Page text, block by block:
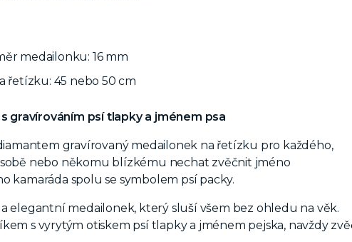
medailonku: 16 mm
řetízku: 45 nebo 50 cm
gravírováním psí tlapky a jménem psa
gravírovaný medailonek na řetízku pro každého,
nebo někomu blízkému nechat zvěčnit jméno
kamaráda spolu se symbolem psí packy.
elegantní medailonek, který sluší všem bez ohledu na věk.
s vyrytým otiskem psí tlapky a jménem pejska, navždy